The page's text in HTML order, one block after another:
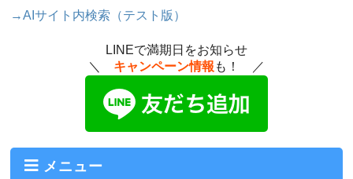
→AIサイト内検索（テスト版）
LINEで満期日をお知らせ
＼ キャンペーン情報 も！ ／
メニュー